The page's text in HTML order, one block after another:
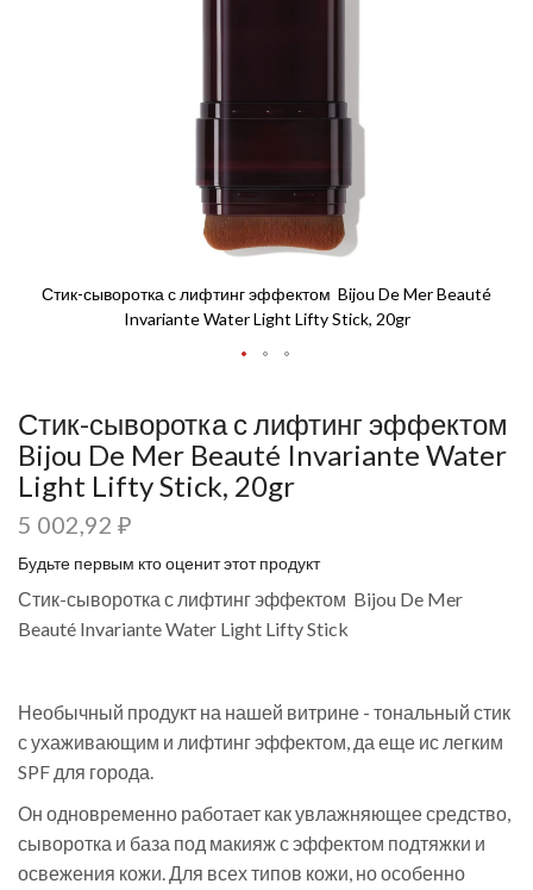
Стик-сыворотка с лифтинг эффектом Bijou De Mer Beauté
Invariante Water Light Lifty Stick, 20gr
Стик-сыворотка с лифтинг эффектом
Bijou De Mer Beauté Invariante Water
Light Lifty Stick, 20gr
5 002,92 ₽
Будьте первым кто оценит этот продукт
Стик-сыворотка с лифтинг эффектом Bijou De Mer
Beauté Invariante Water Light Lifty Stick
Необычный продукт на нашей витрине - тональный стик
с ухаживающим и лифтинг эффектом, да еще ис легким
SPF для города.
Он одновременно работает как увлажняющее средство,
сыворотка и база под макияж с эффектом подтяжки и
освежения кожи. Для всех типов кожи, но особенно